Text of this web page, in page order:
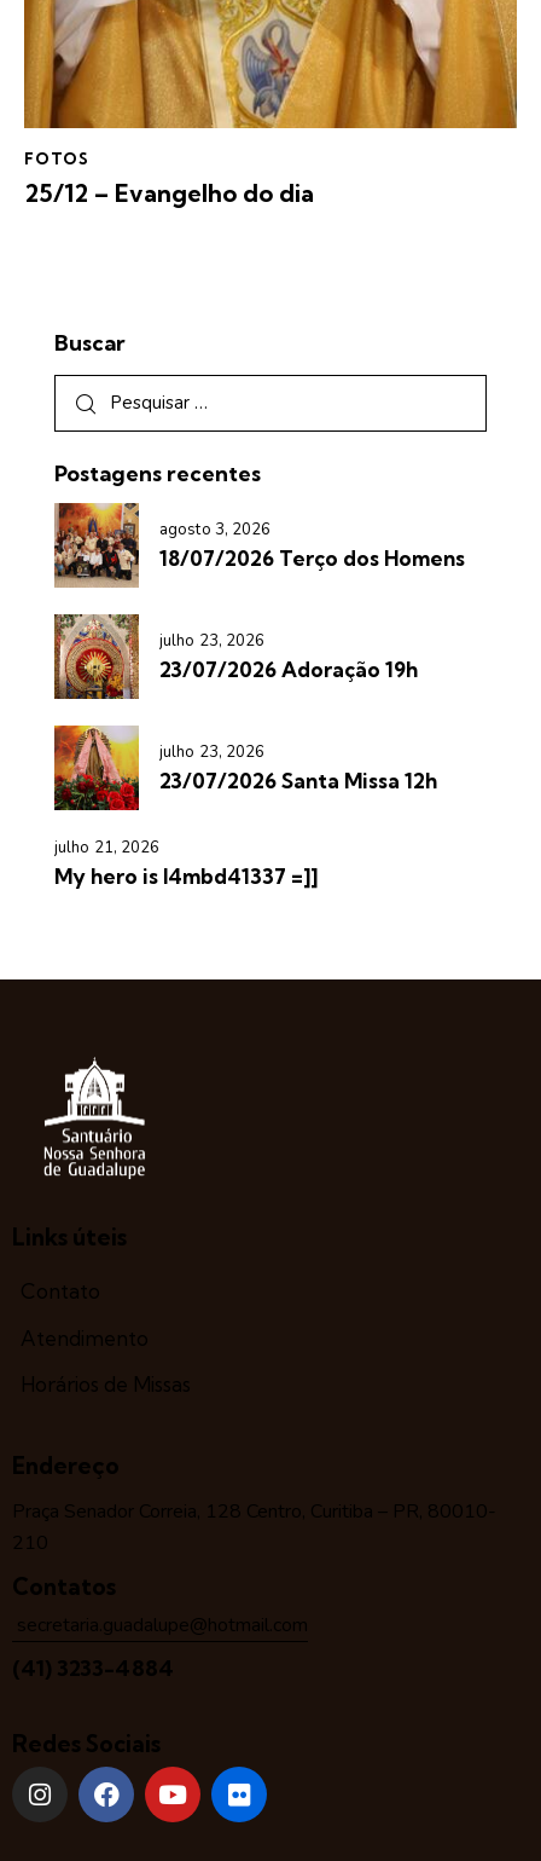
FOTOS
25/12 – Evangelho do dia
Buscar
Postagens recentes
agosto 3, 2026
18/07/2026 Terço dos Homens
julho 23, 2026
23/07/2026 Adoração 19h
julho 23, 2026
23/07/2026 Santa Missa 12h
julho 21, 2026
My hero is l4mbd41337 =]]
Links úteis
Contato
Atendimento
Horários de Missas
Endereço
Praça Senador Correia, 128 Centro, Curitiba – PR, 80010-
210
Contatos
secretaria.guadalupe@hotmail.com
(41) 3233-4884
Redes Sociais